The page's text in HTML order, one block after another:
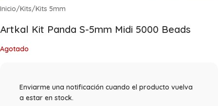
Inicio/Kits/Kits 5mm
Artkal Kit Panda S-5mm Midi 5000 Beads
Agotado
Enviarme una notificación cuando el producto vuelva
a estar en stock.